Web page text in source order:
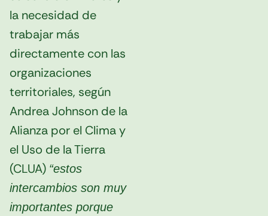
la necesidad de
trabajar más
directamente con las
organizaciones
territoriales, según
Andrea Johnson de la
Alianza por el Clima y
el Uso de la Tierra
(CLUA) “estos
intercambios son muy
importantes porque